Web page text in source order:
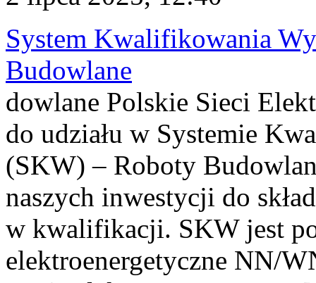
System Kwalifikowania
Budowlane
dowlane Polskie Sieci
do udziału w Systemie
(SKW) – Roboty
naszych inwestycji do
w kwalifikacji. SKW jest
elektroenergetyczne NN/